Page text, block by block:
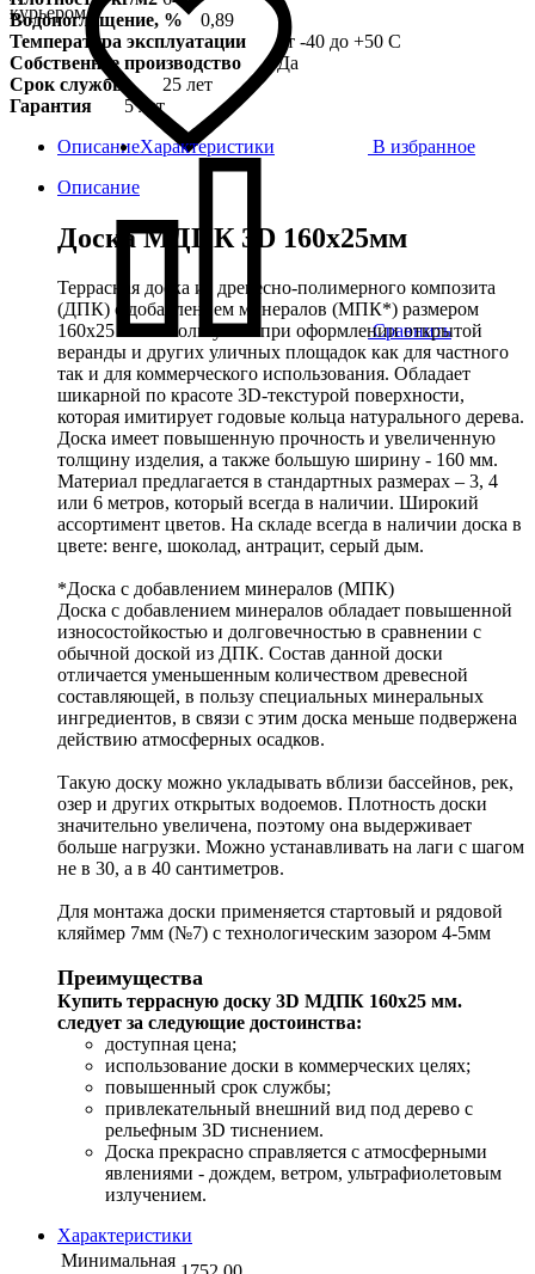
курьером
В избранное
Сравнить
Водопоглощение, %
0,89
Температура эксплуатации
от -40 до +50 С
Собственное производство
Да
Срок службы
25 лет
Гарантия
5 лет
ОписаниеХарактеристики
Описание
Доска МДПК 3D 160x25мм
Террасная доска из древесно-полимерного композита
(ДПК) с добавлением минералов (МПК*) размером
160х25 мм используется при оформлении открытой
веранды и других уличных площадок как для частного
так и для коммерческого использования. Обладает
шикарной по красоте 3D-текстурой поверхности,
которая имитирует годовые кольца натурального дерева.
Доска имеет повышенную прочность и увеличенную
толщину изделия, а также большую ширину - 160 мм.
Материал предлагается в стандартных размерах – 3, 4
или 6 метров, который всегда в наличии. Широкий
ассортимент цветов. На складе всегда в наличии доска в
цвете: венге, шоколад, антрацит, серый дым.
*Доска с добавлением минералов (МПК)
Доска с добавлением минералов обладает повышенной
износостойкостью и долговечностью в сравнении с
обычной доской из ДПК. Состав данной доски
отличается уменьшенным количеством древесной
составляющей, в пользу специальных минеральных
ингредиентов, в связи с этим доска меньше подвержена
действию атмосферных осадков.
Такую доску можно укладывать вблизи бассейнов, рек,
озер и других открытых водоемов. Плотность доски
значительно увеличена, поэтому она выдерживает
больше нагрузки. Можно устанавливать на лаги с шагом
не в 30, а в 40 сантиметров.
Для монтажа доски применяется стартовый и рядовой
кляймер 7мм (№7) с технологическим зазором 4-5мм
Преимущества
Купить террасную доску 3D МДПК 160x25 мм.
следует за следующие достоинства:
доступная цена;
использование доски в коммерческих целях;
повышенный срок службы;
привлекательный внешний вид под дерево c
рельефным 3D тиснением.
Доска прекрасно справляется с атмосферными
явлениями - дождем, ветром, ультрафиолетовым
излучением.
Характеристики
Минимальная